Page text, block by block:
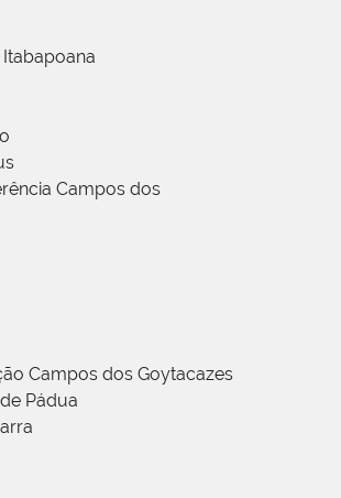
Campos dos
Campos dos Goytacazes
Pádua